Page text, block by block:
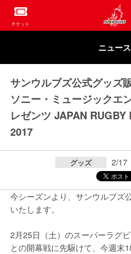
チケット
ニュース
サンウルブズ公式グッズ
ソニー・ミュージックエ
レゼンツ JAPAN RUGBY
2017
グッズ 2/17
今シーズンより、サンウルブズ
いたします。
2月25日（土）のスーパーラグ
との開幕戦に先駆けて、今週末